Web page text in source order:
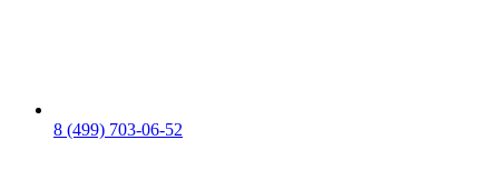
8 (499) 703-06-52